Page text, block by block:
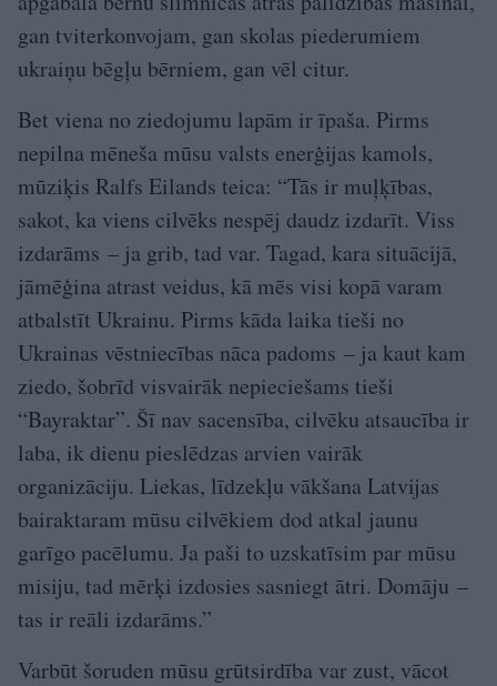
gan tviterkonvojam, gan skolas piederumiem
ukraiņu bēgļu bērniem, gan vēl citur.
Bet viena no ziedojumu lapām ir īpaša. Pirms
nepilna mēneša mūsu valsts enerģijas kamols,
mūziķis Ralfs Eilands teica: “Tās ir muļķības,
sakot, ka viens cilvēks nespēj daudz izdarīt. Viss
izdarāms – ja grib, tad var. Tagad, kara situācijā,
jāmēģina atrast veidus, kā mēs visi kopā varam
atbalstīt Ukrainu. Pirms kāda laika tieši no
Ukrainas vēstniecības nāca padoms – ja kaut kam
ziedo, šobrīd visvairāk nepieciešams tieši
“Bayraktar”. Šī nav sacensība, cilvēku atsaucība ir
laba, ik dienu pieslēdzas arvien vairāk
organizāciju. Liekas, līdzekļu vākšana Latvijas
bairaktaram mūsu cilvēkiem dod atkal jaunu
garīgo pacēlumu. Ja paši to uzskatīsim par mūsu
misiju, tad mērķi izdosies sasniegt ātri. Domāju –
tas ir reāli izdarāms.”
Varbūt šoruden mūsu grūtsirdība var zust, vācot